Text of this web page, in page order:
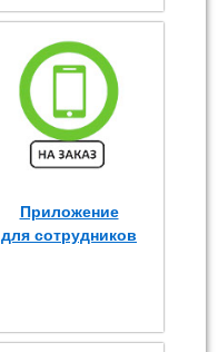
Приложение
для сотрудников